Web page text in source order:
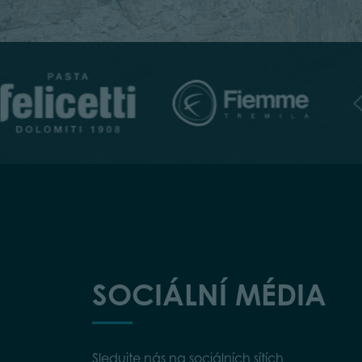
SOCIÁLNÍ MÉDIA
Sledujte nás na sociálních sítích